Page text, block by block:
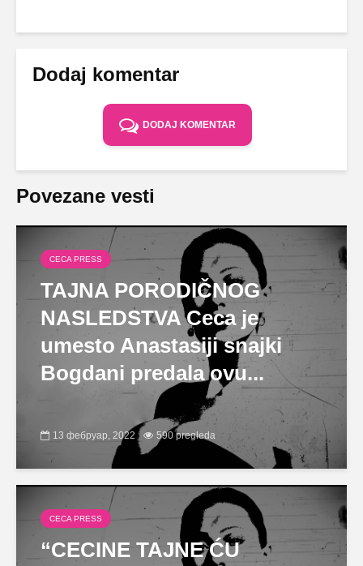
Dodaj komentar
DODAJ KOMENTAR
Povezane vesti
CECA PRESS
TAJNA PORODIČNOG
NASLEDSTVA Ceca je
umesto Anastasiji snajki
Bogdani predala ovu...
13 фебруар, 2022 590 pregleda
CECA PRESS
“CECINE TAJNE ĆU